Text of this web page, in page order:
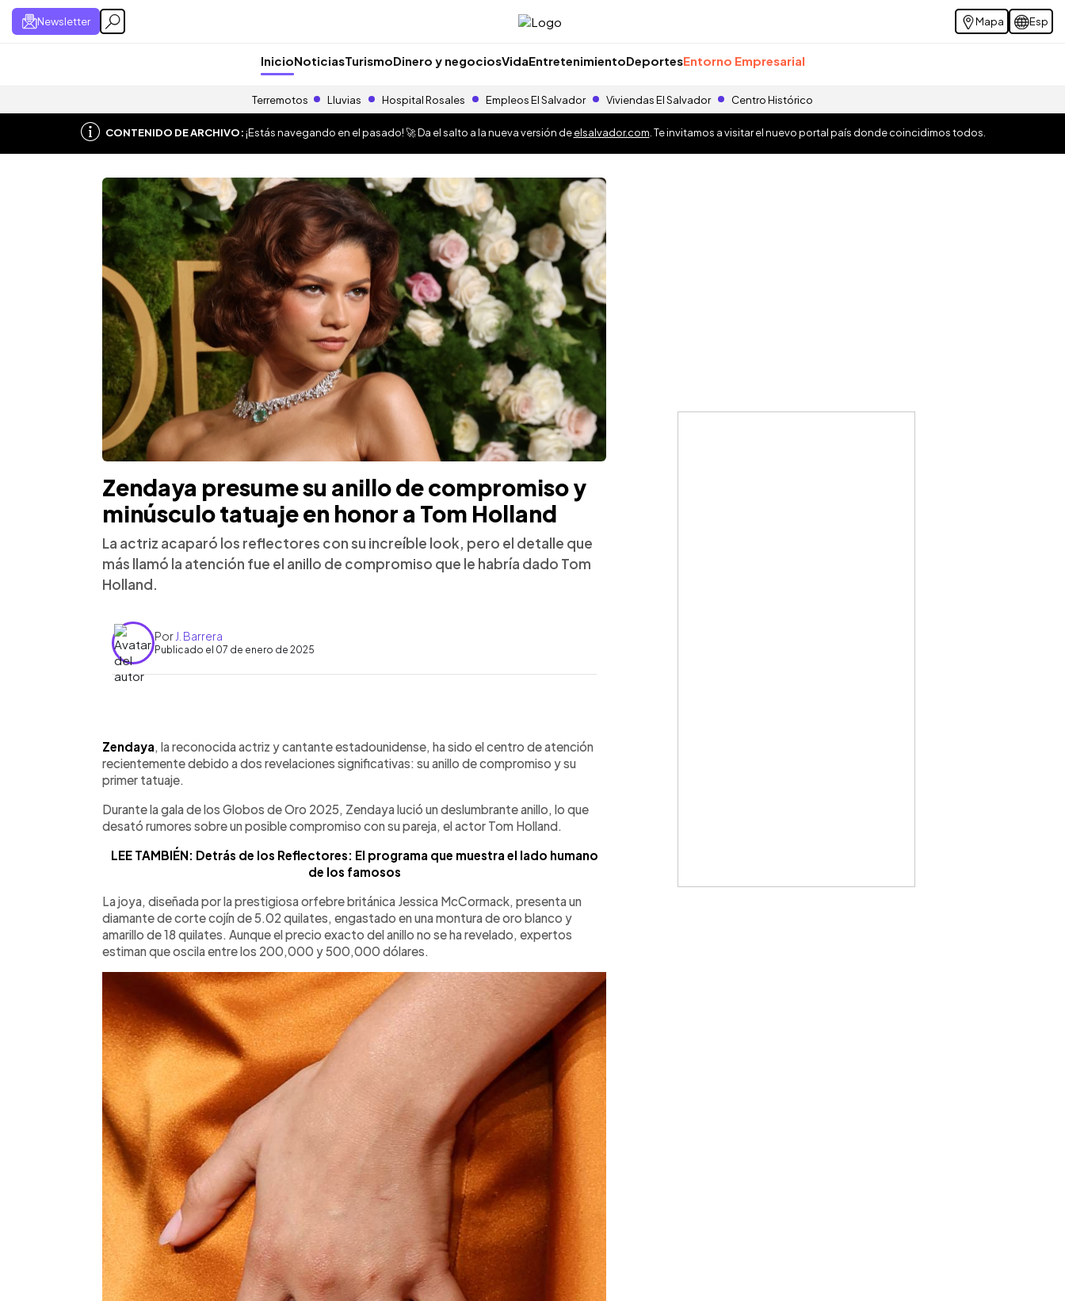
Newsletter Mapa Esp
InicioNoticiasTurismoDinero y negociosVidaEntretenimientoDeportesEntorno Empresarial
Terremotos Lluvias Hospital Rosales Empleos El Salvador Viviendas El Salvador Centro Histórico
CONTENIDO DE ARCHIVO:¡Estás navegando en el pasado! 🚀 Da el salto a la nueva versión deelsalvador.com . Te invitamos a visitar el nuevo portal país donde coincidimos todos.
Zendaya presume su anillo de compromiso y
minúsculo tatuaje en honor a Tom Holland
La actriz acaparó los reflectores con su increíble look, pero el detalle que
más llamó la atención fue el anillo de compromiso que le habría dado Tom
Holland.
Por J. Barrera
Publicado el 07 de enero de 2025
► Escuchar artículo
Zendaya , la reconocida actriz y cantante estadounidense, ha sido el centro de atención
recientemente debido a dos revelaciones significativas: su anillo de compromiso y su
primer tatuaje.
Durante la gala de los Globos de Oro 2025, Zendaya lució un deslumbrante anillo, lo que
desató rumores sobre un posible compromiso con su pareja, el actor Tom Holland.
LEE TAMBIÉN: Detrás de los Reflectores: El programa que muestra el lado humano
de los famosos
La joya, diseñada por la prestigiosa orfebre británica Jessica McCormack, presenta un
diamante de corte cojín de 5.02 quilates, engastado en una montura de oro blanco y
amarillo de 18 quilates. Aunque el precio exacto del anillo no se ha revelado, expertos
estiman que oscila entre los 200,000 y 500,000 dólares.